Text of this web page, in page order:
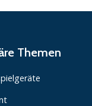
Themen